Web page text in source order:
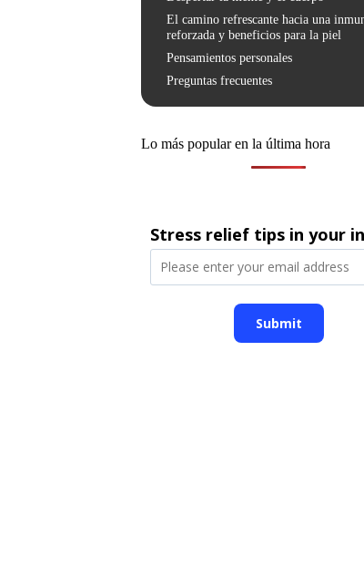
El camino refrescante hacia una
reforzada y beneficios para la piel
Pensamientos personales
Preguntas frecuentes
Lo más popular en la última hora
Stress relief tips in your
Submit